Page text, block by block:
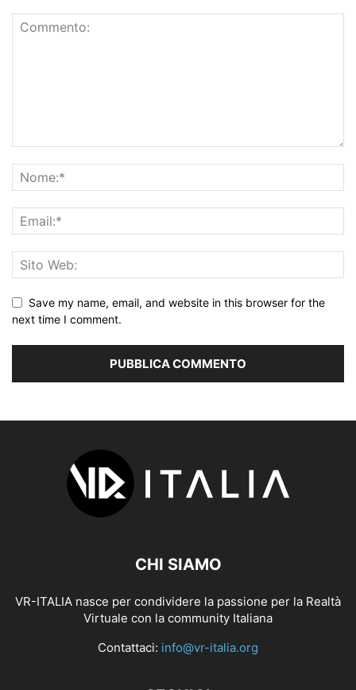
Save my name, email, and website in this browser for the
next time I comment.
CHI SIAMO
VR-ITALIA nasce per condividere la passione per la Realtà
Virtuale con la community Italiana
Contattaci: info@vr-italia.org